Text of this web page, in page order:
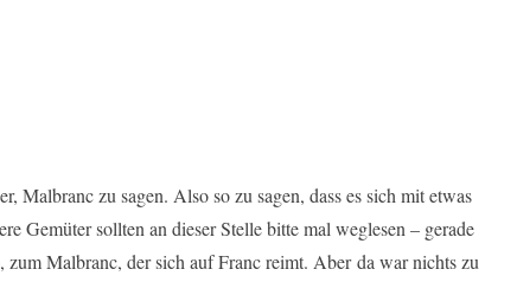
Malbranc zu sagen. Also so zu sagen, dass es sich mit etwas
Gemüter sollten an dieser Stelle bitte mal weglesen – gerade
Malbranc, der sich auf Franc reimt. Aber da war nichts zu